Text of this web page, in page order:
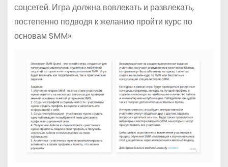
соцсетей. Игра должна вовлекать и развлекать,
постепенно подводя к желанию пройти курс по
основам SMM».